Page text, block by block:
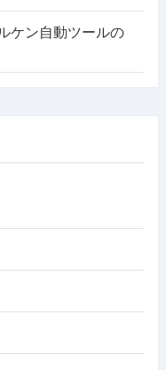
ケン自動ツールの